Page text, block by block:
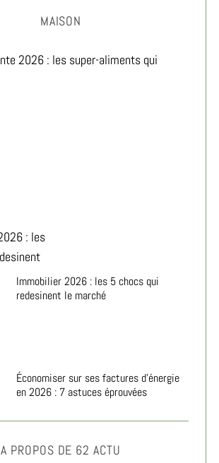
MAISON
Immobilier 2026 : les 5 chocs qui
redesinent le marché
Économiser sur ses factures d’énergie
en 2026 : 7 astuces éprouvées
A PROPOS DE 62 ACTU